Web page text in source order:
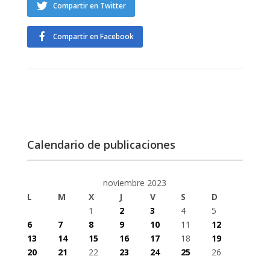
Compartir en Twitter
Compartir en Facebook
Calendario de publicaciones
noviembre 2023
L
M X J V S
D
1
2 3 4
5
6
7 8 9 10 11
12
13
14 15 16 17 18
19
20
21 22 23 24 25
26